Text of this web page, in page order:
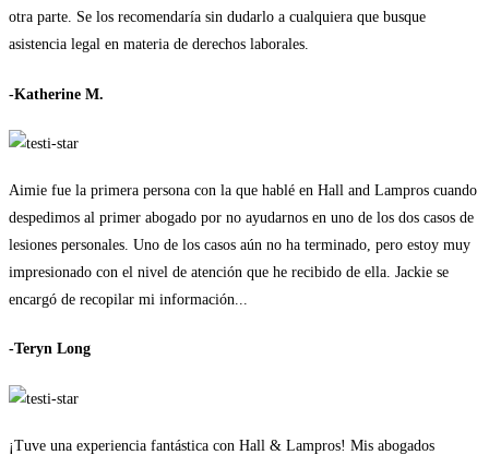
otra parte. Se los recomendaría sin dudarlo a cualquiera que busque
asistencia legal en materia de derechos laborales.
-Katherine M.
Aimie fue la primera persona con la que hablé en Hall and Lampros cuando
despedimos al primer abogado por no ayudarnos en uno de los dos casos de
lesiones personales. Uno de los casos aún no ha terminado, pero estoy muy
impresionado con el nivel de atención que he recibido de ella. Jackie se
encargó de recopilar mi información...
-Teryn Long
¡Tuve una experiencia fantástica con Hall & Lampros! Mis abogados